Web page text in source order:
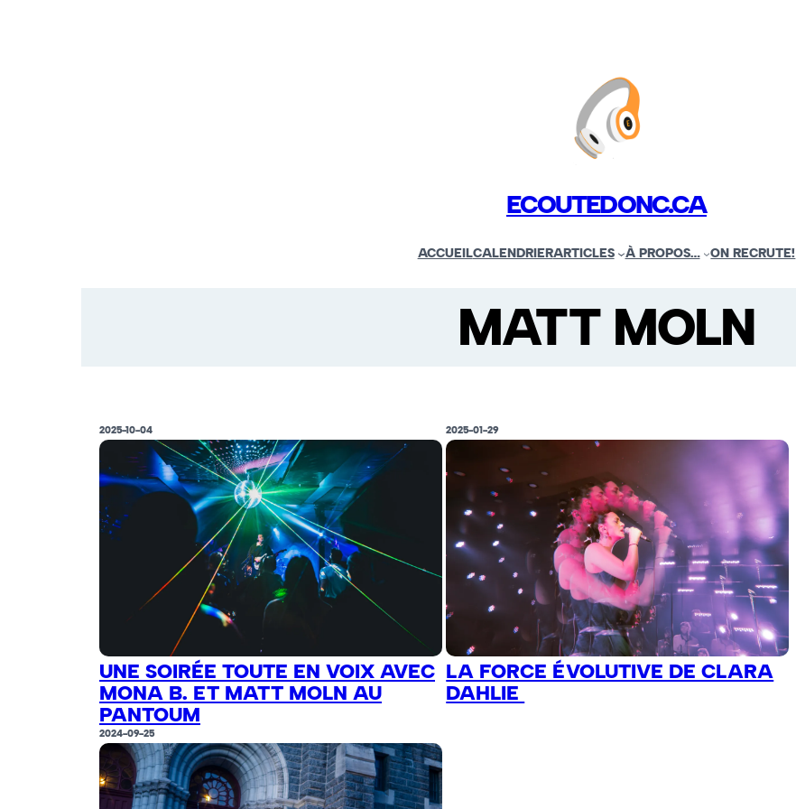
ECOUTEDONC.CA
ACCUEILCALENDRIERARTICLES À PROPOS… ON RECRUTE!
MATT MOLN
2025-10-04
UNE SOIRÉE TOUTE EN VOIX AVEC
MONA B. ET MATT MOLN AU
PANTOUM
2025-01-29
LA FORCE ÉVOLUTIVE DE CLARA
DAHLIE
2024-09-25